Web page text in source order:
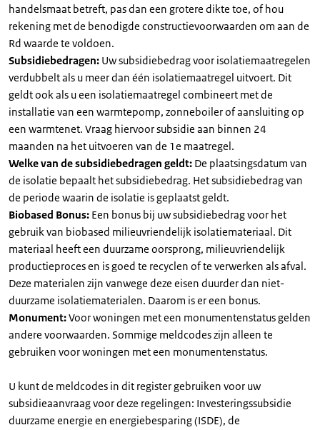
handelsmaat betreft, pas dan een grotere dikte toe, of hou
rekening met de benodigde constructievoorwaarden om aan de
Rd waarde te voldoen.
Subsidiebedragen: Uw subsidiebedrag voor isolatiemaatregelen
verdubbelt als u meer dan één isolatiemaatregel uitvoert. Dit
geldt ook als u een isolatiemaatregel combineert met de
installatie van een warmtepomp, zonneboiler of aansluiting op
een warmtenet. Vraag hiervoor subsidie aan binnen 24
maanden na het uitvoeren van de 1e maatregel.
Welke van de subsidiebedragen geldt: De plaatsingsdatum van
de isolatie bepaalt het subsidiebedrag. Het subsidiebedrag van
de periode waarin de isolatie is geplaatst geldt.
Biobased Bonus: Een bonus bij uw subsidiebedrag voor het
gebruik van biobased milieuvriendelijk isolatiemateriaal. Dit
materiaal heeft een duurzame oorsprong, milieuvriendelijk
productieproces en is goed te recyclen of te verwerken als afval.
Deze materialen zijn vanwege deze eisen duurder dan niet-
duurzame isolatiematerialen. Daarom is er een bonus.
Monument:Voor woningen met een monumentenstatus gelden
andere voorwaarden. Sommige meldcodes zijn alleen te
gebruiken voor woningen met een monumentenstatus.
U kunt de meldcodes in dit register gebruiken voor uw
subsidieaanvraag voor deze regelingen: Investeringssubsidie
duurzame energie en energiebesparing (ISDE), de